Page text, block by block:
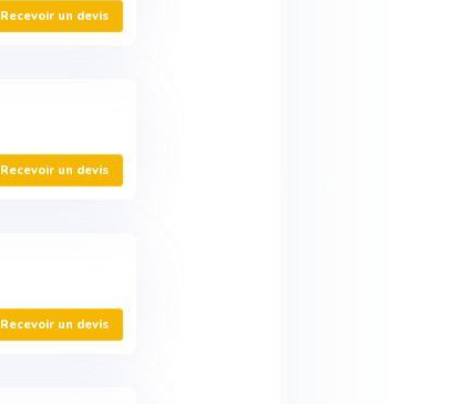
Recevoir un devis
Recevoir un devis
Recevoir un devis